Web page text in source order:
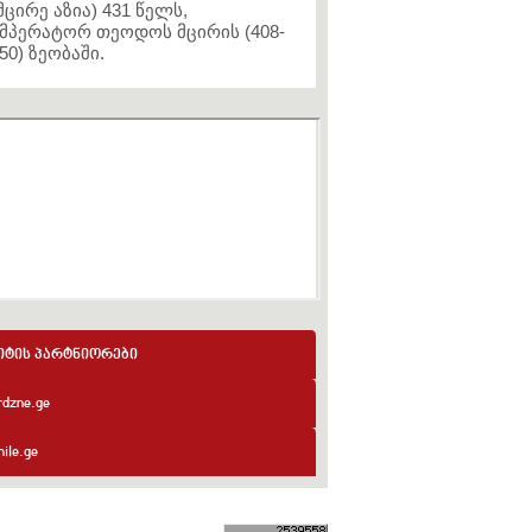
აზია) 431 წელს,
თეოდოს მცირის (408-
ზეობაში.
პარტნიორები